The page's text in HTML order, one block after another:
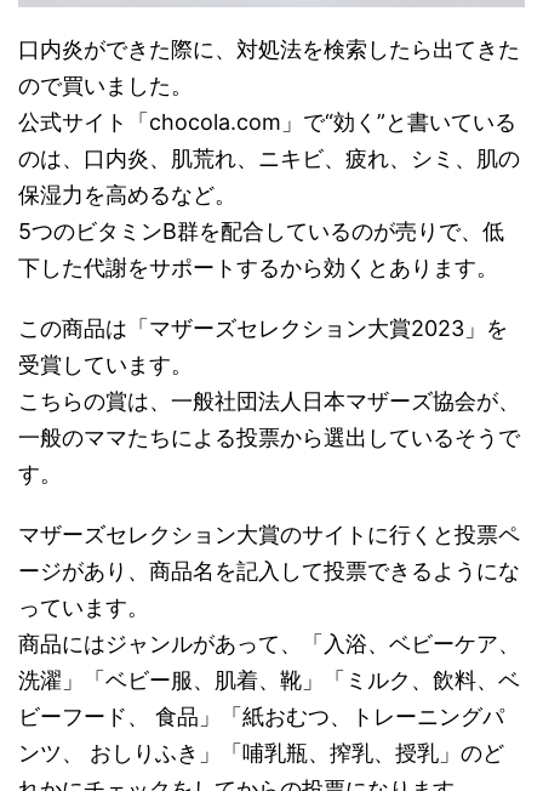
口内炎ができた際に、対処法を検索したら出てきた
ので買いました。
公式サイト「chocola.com」で“効く”と書いている
のは、口内炎、肌荒れ、ニキビ、疲れ、シミ、肌の
保湿力を高めるなど。
5つのビタミンB群を配合しているのが売りで、低
下した代謝をサポートするから効くとあります。
この商品は「マザーズセレクション大賞2023」を
受賞しています。
こちらの賞は、一般社団法人日本マザーズ協会が、
一般のママたちによる投票から選出しているそうで
す。
マザーズセレクション大賞のサイトに行くと投票ペ
ージがあり、商品名を記入して投票できるようにな
っています。
商品にはジャンルがあって、「入浴、ベビーケア、
洗濯」「ベビー服、肌着、靴」「ミルク、飲料、ベ
ビーフード、 食品」「紙おむつ、トレーニングパ
ンツ、 おしりふき」「哺乳瓶、搾乳、授乳」のど